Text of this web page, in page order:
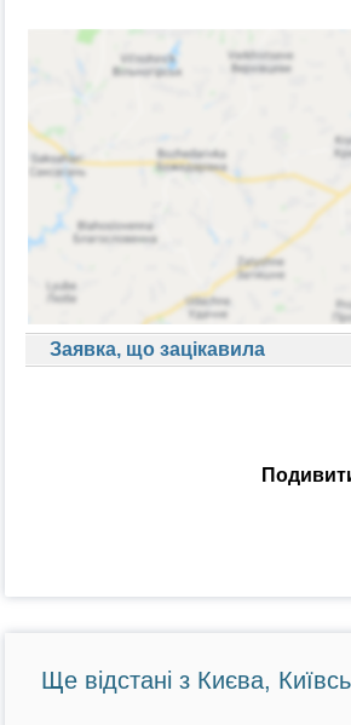
Заявка, що зацікавила
Ще відстані з Києва,